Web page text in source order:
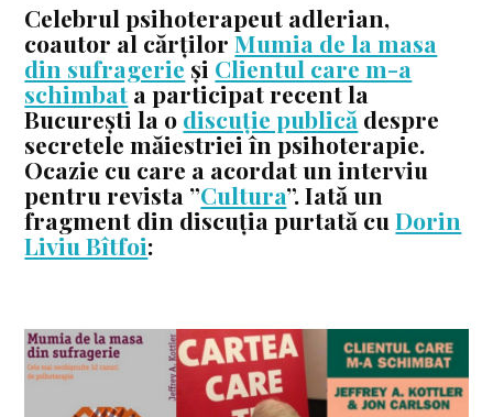
Celebrul psihoterapeut adlerian,
coautor al cărțilorMumia de la masa
din sufragerieși Clientul care m-a
schimbata participat recent la
București la o discuție publică despre
secretele măiestriei în psihoterapie.
Ocazie cu care a acordat un interviu
pentru revista ”Cultura”. Iată un
fragment din discuția purtată cuDorin
Liviu Bîtfoi: